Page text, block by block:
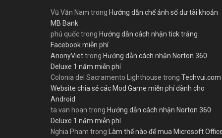
Vũ Văn Nam trong Hướng dẫn chế ảnh số dư tài khoản
MB Bank
phú quốctrong Hướng dẫn cách nhận tick trắng
Facebook miễn phí
AnonyViettrong Hướng dẫn cách nhận Norton 360
Deluxe 1 năm miễn phí
Colonia del Sacramento Lighthouse trong Techvui.com
Website chia sẻ các Mod Game miễn phí dành cho
Android
ta van hoan trong Hướng dẫn cách nhận Norton 360
Deluxe 1 năm miễn phí
Nghia Pham trong Làm thế nào để mua Microsoft